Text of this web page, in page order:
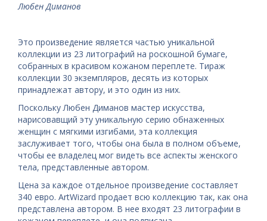
Любен Диманов
Это произведение является частью уникальной
коллекции из 23 литографий на роскошной бумаге,
собранных в красивом кожаном переплете. Тираж
коллекции 30 экземпляров, десять из которых
принадлежат автору, и это один из них.
Поскольку Любен Диманов мастер искусства,
нарисовавщий эту уникальную серию обнаженных
женщин с мягкими изгибами, эта коллекция
заслуживает того, чтобы она была в полном объеме,
чтобы ее владелец мог видеть все аспекты женского
тела, представленные автором.
Цена за каждое отдельное произведение составляет
340 евро. ArtWizard продает всю коллекцию так, как она
представлена автором. В нее входят 23 литографии в